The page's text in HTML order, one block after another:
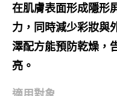
在肌膚表面形成隱形
力，同時減少彩妝與
澤配方能預防乾燥，
亮。